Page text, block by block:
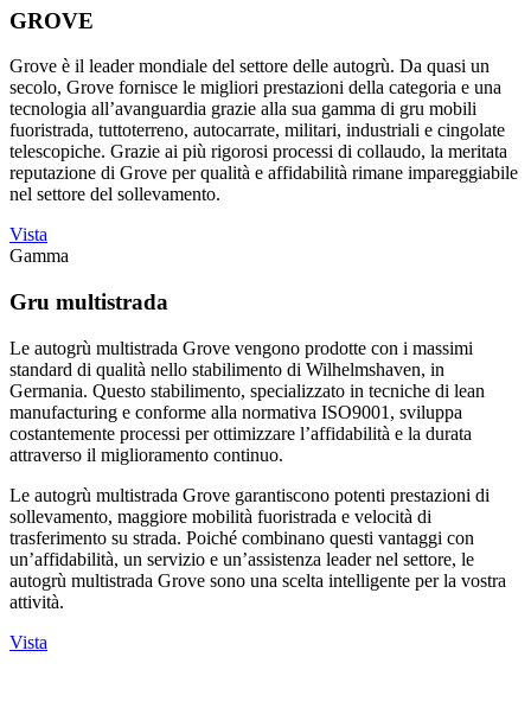
GROVE
Grove è il leader mondiale del settore delle autogrù. Da quasi un
secolo, Grove fornisce le migliori prestazioni della categoria e una
tecnologia all’avanguardia grazie alla sua gamma di gru mobili
fuoristrada, tuttoterreno, autocarrate, militari, industriali e cingolate
telescopiche. Grazie ai più rigorosi processi di collaudo, la meritata
reputazione di Grove per qualità e affidabilità rimane impareggiabile
nel settore del sollevamento.
Vista
Gamma
Gru multistrada
Le autogrù multistrada Grove vengono prodotte con i massimi
standard di qualità nello stabilimento di Wilhelmshaven, in
Germania. Questo stabilimento, specializzato in tecniche di lean
manufacturing e conforme alla normativa ISO9001, sviluppa
costantemente processi per ottimizzare l’affidabilità e la durata
attraverso il miglioramento continuo.
Le autogrù multistrada Grove garantiscono potenti prestazioni di
sollevamento, maggiore mobilità fuoristrada e velocità di
trasferimento su strada. Poiché combinano questi vantaggi con
un’affidabilità, un servizio e un’assistenza leader nel settore, le
autogrù multistrada Grove sono una scelta intelligente per la vostra
attività.
Vista